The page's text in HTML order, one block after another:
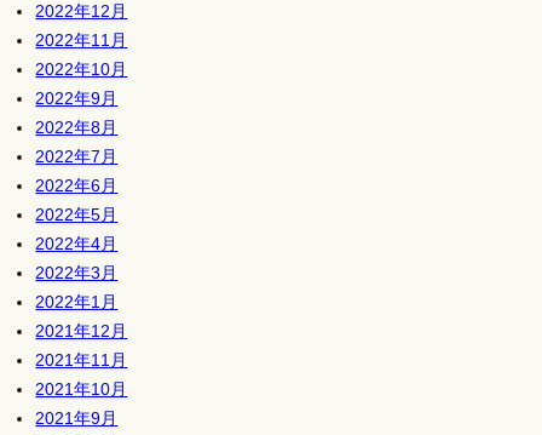
2022年12月
2022年11月
2022年10月
2022年9月
2022年8月
2022年7月
2022年6月
2022年5月
2022年4月
2022年3月
2022年1月
2021年12月
2021年11月
2021年10月
2021年9月